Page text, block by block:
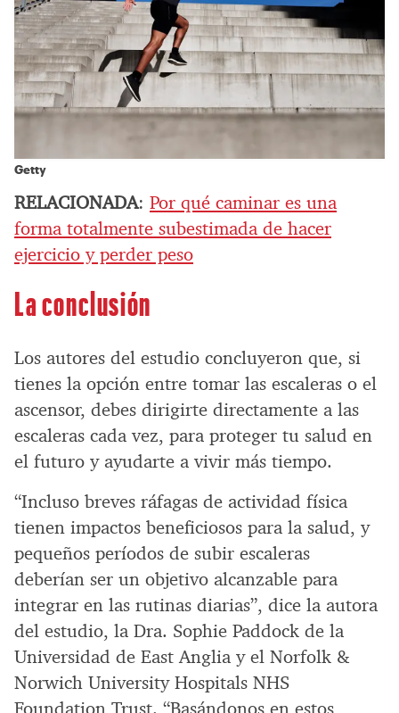
Getty
RELACIONADA: Por qué caminar es una
forma totalmente subestimada de hacer
ejercicio y perder peso
La conclusión
Los autores del estudio concluyeron que, si
tienes la opción entre tomar las escaleras o el
ascensor, debes dirigirte directamente a las
escaleras cada vez, para proteger tu salud en
el futuro y ayudarte a vivir más tiempo.
“Incluso breves ráfagas de actividad física
tienen impactos beneficiosos para la salud, y
pequeños períodos de subir escaleras
deberían ser un objetivo alcanzable para
integrar en las rutinas diarias”, dice la autora
del estudio, la Dra. Sophie Paddock de la
Universidad de East Anglia y el Norfolk &
Norwich University Hospitals NHS
Foundation Trust. “Basándonos en estos